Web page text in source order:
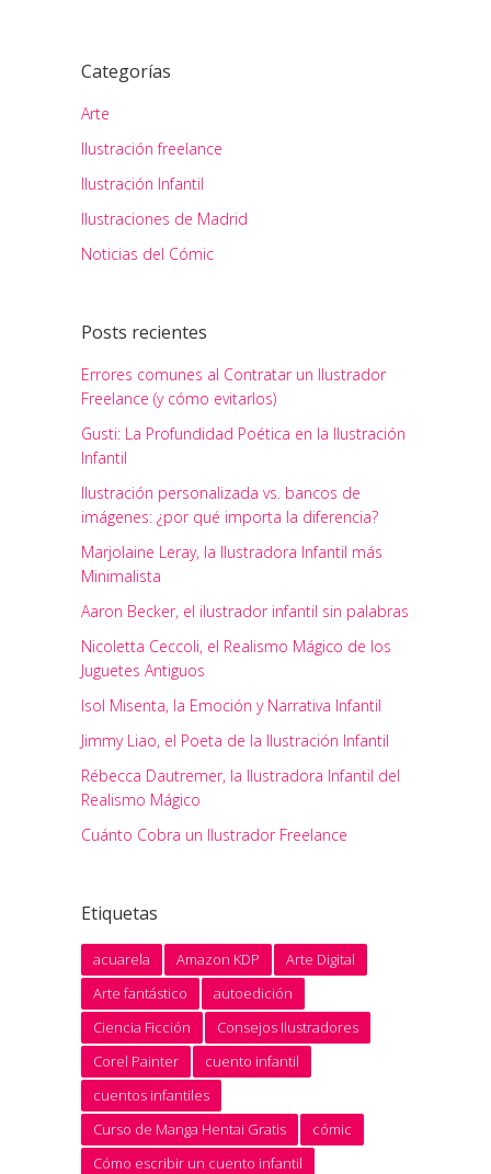
Categorías
Arte
Ilustración freelance
Ilustración Infantil
Ilustraciones de Madrid
Noticias del Cómic
Posts recientes
Errores comunes al Contratar un Ilustrador
Freelance (y cómo evitarlos)
Gusti: La Profundidad Poética en la Ilustración
Infantil
Ilustración personalizada vs. bancos de
imágenes: ¿por qué importa la diferencia?
Marjolaine Leray, la Ilustradora Infantil más
Minimalista
Aaron Becker, el ilustrador infantil sin palabras
Nicoletta Ceccoli, el Realismo Mágico de los
Juguetes Antiguos
Isol Misenta, la Emoción y Narrativa Infantil
Jimmy Liao, el Poeta de la Ilustración Infantil
Rébecca Dautremer, la Ilustradora Infantil del
Realismo Mágico
Cuánto Cobra un Ilustrador Freelance
Etiquetas
acuarela Amazon KDP
Arte Digital
Arte fantástico
autoedición
Ciencia Ficción
Consejos Ilustradores
Corel Painter
cuento infantil
cuentos infantiles
Curso de Manga Hentai Gratis
cómic
Cómo escribir un cuento infantil